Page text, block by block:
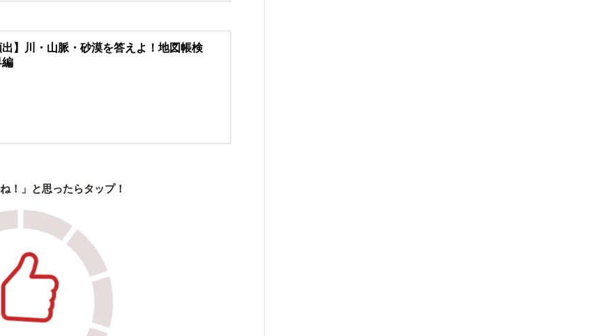
出】川・山脈・砂漠を答えよ！地図帳検
編
！」と思ったらタップ！